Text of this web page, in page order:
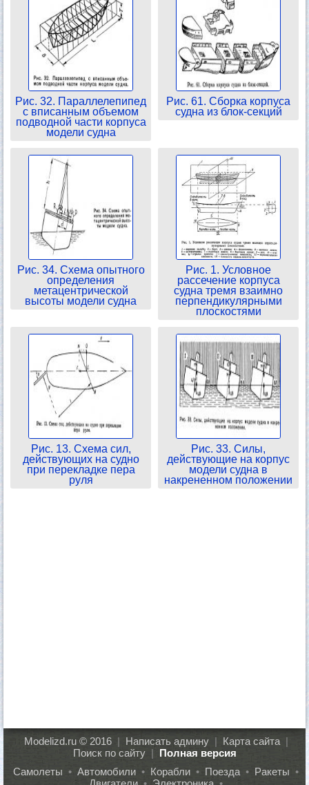
Рис. 32. Параллелепипед
с вписанным объемом
подводной части корпуса
модели судна
Рис. 61. Сборка корпуса
судна из блок-секций
Рис. 34. Схема опытного
определения
метацентрической
высоты модели судна
Рис. 1. Условное
рассечение корпуса
судна тремя взаимно
перпендикулярными
плоскостями
Рис. 13. Схема сил,
действующих на судно
при перекладке пера
руля
Рис. 33. Силы,
действующие на корпус
модели судна в
накрененном положении
Modelizd.ru © 2016 | Написать админу | Карта сайта |
Поиск по сайту | Полная версия
Самолеты • Автомобили • Корабли • Поезда • Ракеты •